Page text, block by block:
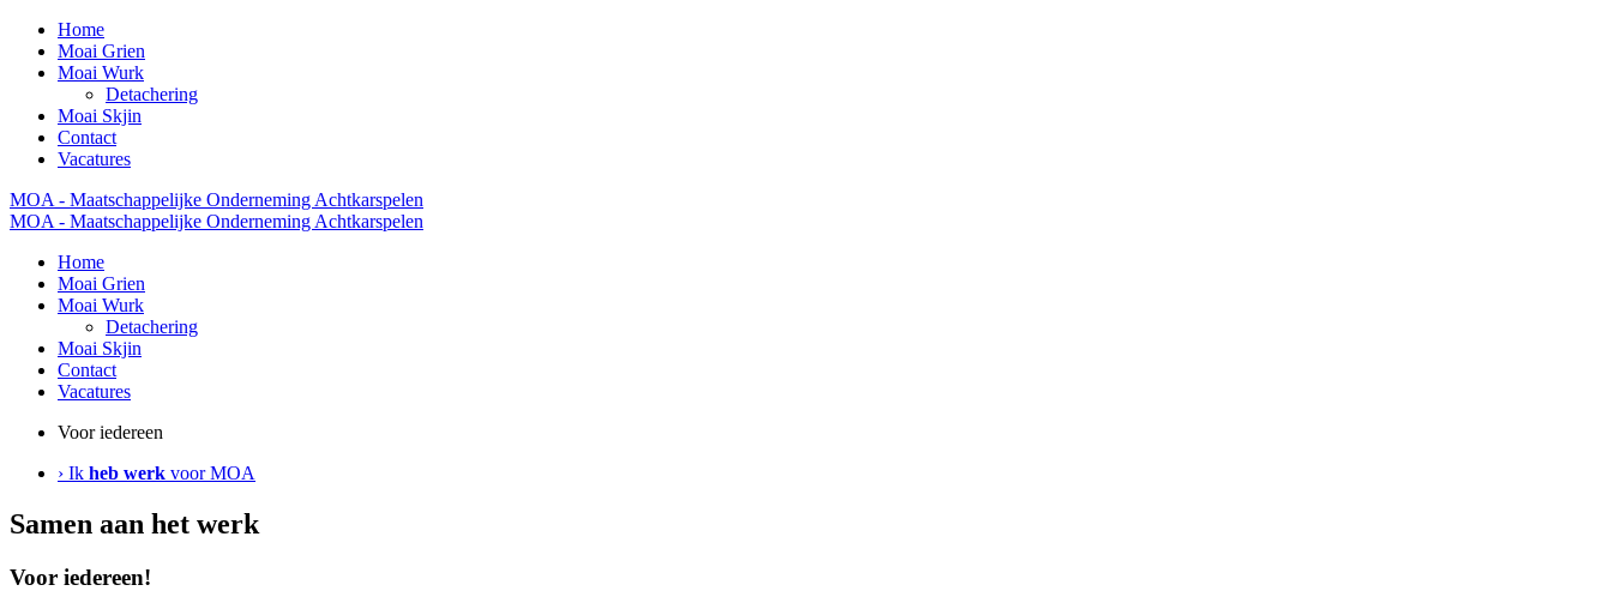
Home
Moai Grien
Moai Wurk
Detachering
Moai Skjin
Contact
Vacatures
MOA - Maatschappelijke Onderneming Achtkarspelen
MOA - Maatschappelijke Onderneming Achtkarspelen
Home
Moai Grien
Moai Wurk
Detachering
Moai Skjin
Contact
Vacatures
Voor iedereen
› Ik heb werk voor MOA
Samen aan het werk
Voor iedereen!